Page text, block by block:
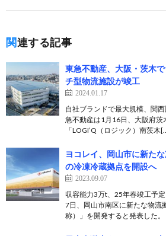
関連する記事
東急不動産、大阪・茨木
チ型物流施設が竣工
2024.01.17
自社ブランドで最大規模、関
急不動産は1月16日、大阪府茨
「LOGI’Q（ロジック）南茨木
ヨコレイ、岡山市に新た
の冷凍冷蔵拠点を開設へ
2023.09.07
収容能力3万t、25年春竣工予
7日、岡山市南区に新たな物流
称）」を開発すると発表した